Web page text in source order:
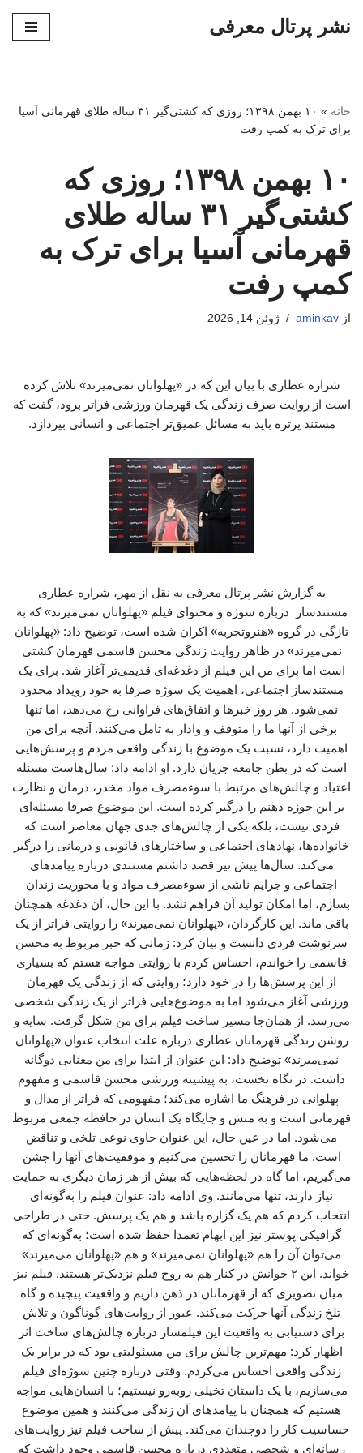
نشر پرتال معرفی
خانه »
۱۰ بهمن ۱۳۹۸؛ روزی که کشتی‌گیر ۳۱ ساله طلای قهرمانی آسیا
برای ترک به کمپ رفت
۱۰ بهمن ۱۳۹۸؛ روزی که
کشتی‌گیر ۳۱ ساله طلای
قهرمانی آسیا برای ترک به
کمپ رفت
از aminkav ژوئن 14, 2026
شراره عطاری با بیان این که در «پهلوانان نمی‌میرند» تلاش کرده
است از روایت صرف زندگی یک قهرمان ورزشی فراتر برود، گفت که
مستند پرتره باید به مسائل عمیق‌تر اجتماعی و انسانی بپردازد.
به گزارش نشر پرتال معرفی به نقل از مهر، شراره عطاری
مستندساز درباره سوژه و محتوای فیلم «پهلوانان نمی‌میرند» که به
تازگی در گروه «هنروتجربه» اکران شده است، توضیح داد: «پهلوانان
نمی‌میرند» در ظاهر روایت زندگی محسن قاسمی قهرمان کشتی
است اما برای من این فیلم از دغدغه‌ای قدیمی‌تر آغاز شد. برای یک
مستندساز اجتماعی، اهمیت یک سوژه صرفا به خود رویداد محدود
نمی‌شود. هر روز خبرها و اتفاق‌های فراوانی رخ می‌دهد، اما تنها
برخی از آنها ما را متوقف و وادار به تامل می‌کنند. آنچه برای من
اهمیت دارد، نسبت یک موضوع با زندگی واقعی مردم و پرسش‌هایی
است که در بطن جامعه جریان دارد. او ادامه داد: سال‌هاست مسئله
اعتیاد و چالش‌های مرتبط با سوءمصرف مواد مخدر، درمان و نظارت
بر این حوزه ذهنم را درگیر کرده است. این موضوع صرفا مسئله‌ای
فردی نیست، بلکه یکی از چالش‌های جدی جهان معاصر است که
خانواده‌ها، نهادهای اجتماعی و ساختارهای قانونی و درمانی را درگیر
می‌کند. سال‌ها پیش نیز قصد داشتم مستندی درباره پیامدهای
اجتماعی و جرایم ناشی از سوءمصرف مواد و با محوریت زندان
بسازم، اما امکان تولید آن فراهم نشد. با این حال، آن دغدغه همچنان
باقی ماند. این کارگردان، «پهلوانان نمی‌میرند» را روایتی فراتر از یک
سرنوشت فردی دانست و بیان کرد: زمانی که خبر مربوط به محسن
قاسمی را خواندم، احساس کردم با روایتی مواجه هستم که بسیاری
از این پرسش‌ها را در خود دارد؛ روایتی که از زندگی یک قهرمان
ورزشی آغاز می‌شود اما به موضوع‌هایی فراتر از یک زندگی شخصی
می‌رسد. از همان‌جا مسیر ساخت فیلم برای من شکل گرفت. سایه و
روشن زندگی قهرمانان عطاری درباره علت انتخاب عنوان «پهلوانان
نمی‌میرند» توضیح داد: این عنوان از ابتدا برای من معنایی دوگانه
داشت. در نگاه نخست، به پیشینه ورزشی محسن قاسمی و مفهوم
پهلوانی در فرهنگ ما اشاره می‌کند؛ مفهومی که فراتر از مدال و
قهرمانی است و به منش و جایگاه یک انسان در حافظه جمعی مربوط
می‌شود. اما در عین حال، این عنوان حاوی نوعی تلخی و تناقض
است. ما قهرمانان را تحسین می‌کنیم و موفقیت‌های آنها را جشن
می‌گیریم، اما گاه در لحظه‌هایی که بیش از هر زمان دیگری به حمایت
نیاز دارند، تنها می‌مانند. وی ادامه داد: عنوان فیلم را به‌گونه‌ای
انتخاب کردم که هم یک گزاره باشد و هم یک پرسش. حتی در طراحی
گرافیکی پوستر نیز این ابهام تعمدا حفظ شده است؛ به‌گونه‌ای که
می‌توان آن را هم «پهلوانان نمی‌میرند» و هم «پهلوانان می‌میرند»
خواند. این ۲ خوانش در کنار هم به روح فیلم نزدیک‌تر هستند. فیلم نیز
میان تصویری که از قهرمانان در ذهن داریم و واقعیت پیچیده و گاه
تلخ زندگی آنها حرکت می‌کند. عبور از روایت‌های گوناگون و تلاش
برای دستیابی به واقعیت این فیلمساز درباره چالش‌های ساخت اثر
اظهار کرد: مهم‌ترین چالش برای من مسئولیتی بود که در برابر یک
زندگی واقعی احساس می‌کردم. وقتی درباره چنین سوژه‌ای فیلم
می‌سازیم، با یک داستان تخیلی روبه‌رو نیستیم؛ با انسان‌هایی مواجه
هستیم که همچنان با پیامدهای آن زندگی می‌کنند و همین موضوع
حساسیت کار را دوچندان می‌کند. پیش از ساخت فیلم نیز روایت‌های
رسانه‌ای و شخصی متعددی درباره محسن قاسمی وجود داشت که